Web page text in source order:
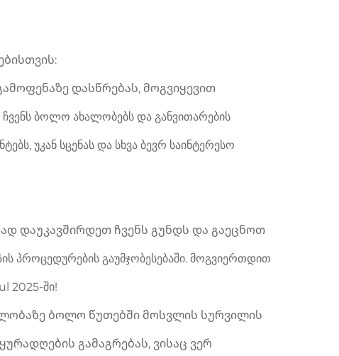
დასწრებას, მოგვიყევით
ბოლო ახალობებს და განვითარების
უკან სცენას და სხვა ბევრ საინტერესო
დაუკავშირდეთ ჩვენს გუნდს და გაეცნოთ
პროცედურების გაუმჯობესებაში. მოგვიერთდით
2025-ში!
ბოლო წუთებში მოსვლის სურვილის
გამაგრებას, ვისაც ვერ